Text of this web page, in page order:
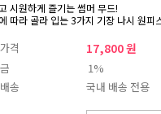
시원하게 즐기는 썸머 무드!
따라 골라 입는 3가지 기장 나시 원피
격 17,800 원
1%
송
국내 배송 전용